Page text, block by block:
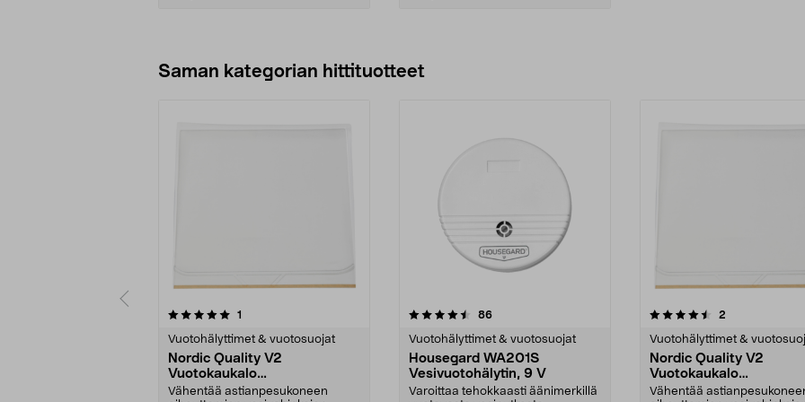
Saman kategorian hittituotteet
1
Vuotohälyttimet & vuotosuojat
Nordic Quality V2
Vuotokaukalo
astianpesukoneen alle, 60 x
Vähentää astianpesukoneen
4.5 viidestä
86arvostelut
Vuotohälyttimet & vuotosuojat
Housegard WA201S
Vesivuotohälytin, 9 V
Varoittaa tehokkaasti äänimerkillä
4.5 viidestä
2
Vuotohälyttimet &
Nordic Quality V2
Vuotokaukalo
astianpesukoneen alle,
Vähentää
3.0 viidestä